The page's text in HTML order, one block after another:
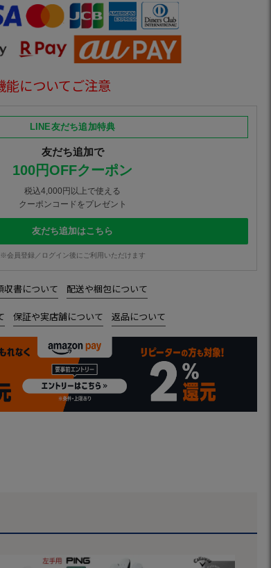
についてご注意
LINE友だち追加特典
友だち追加で
100円OFFクーポン
税込4,000円以上で使える
クーポンコードをプレゼント
友だち追加はこちら
※会員登録／ログイン後にご利用いただけます
収書について 配送や梱包について
保証や実店舗について 返品について